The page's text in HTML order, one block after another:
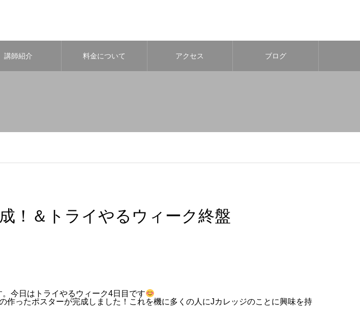
講師紹介 料金について アクセス ブログ
！＆トライやるウィーク終盤
今日はトライやるウィーク4日目です
作ったポスターが完成しました！これを機に多くの人にJカレッジのことに興味を持